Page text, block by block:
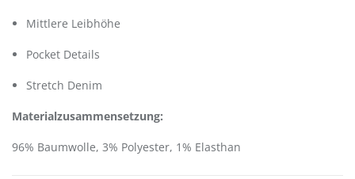
Mittlere Leibhöhe
Pocket Details
Stretch Denim
Materialzusammensetzung:
96% Baumwolle, 3% Polyester, 1% Elasthan